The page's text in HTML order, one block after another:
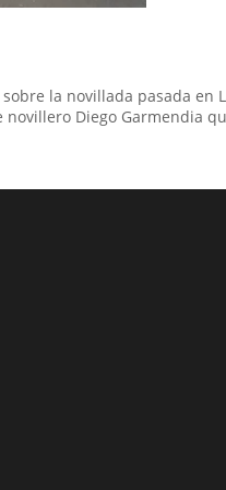
la novillada pasada
Diego Garmendia